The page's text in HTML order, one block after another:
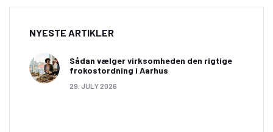
NYESTE ARTIKLER
Sådan vælger virksomheden den rigtige
frokostordning i Aarhus
29. JULY 2026